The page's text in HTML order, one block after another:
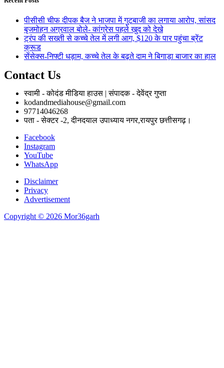
पीसीसी चीफ दीपक बैज ने भाजपा में गुटबाजी का लगाया आरोप, सांसद
बृजमोहन अग्रवाल बोले- कांग्रेस पहले खुद को देखे
ट्रंप की सख्ती से कच्चे तेल में लगी आग, $120 के पार पहुंचा ब्रेंट
क्रूड
सेंसेक्स-निफ्टी धड़ाम, कच्चे तेल के बढ़ते दाम ने बिगाड़ा बाजार का हाल
Contact Us
स्वामी - कोदंड मीडिया हाउस | संपादक - देवेंद्र गुप्ता
kodandmediahouse@gmail.com
97714046268
पता - सेक्टर -2, दीनदयाल उपाध्याय नगर,रायपुर छत्तीसगढ़।
Facebook
Instagram
YouTube
WhatsApp
Disclaimer
Privacy
Advertisement
Copyright © 2026 Mor36garh